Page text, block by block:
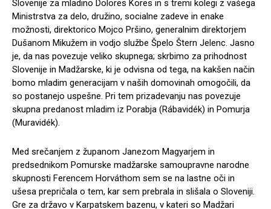
Slovenije za mladino Dolores Kores in s tremi kolegi z vašega
Ministrstva za delo, družino, socialne zadeve in enake
možnosti, direktorico Mojco Pršino, generalnim direktorjem
Dušanom Mikužem in vodjo službe Špelo Štern Jelenc. Jasno
je, da nas povezuje veliko skupnega; skrbimo za prihodnost
Slovenije in Madžarske, ki je odvisna od tega, na kakšen način
bomo mladim generacijam v naših domovinah omogočili, da
so postanejo uspešne. Pri tem prizadevanju nas povezuje
skupna predanost mladim iz Porabja (Rábavidék) in Pomurja
(Muravidék).
Med srečanjem z županom Janezom Magyarjem in
predsednikom Pomurske madžarske samoupravne narodne
skupnosti Ferencem Horváthom sem se na lastne oči in
ušesa prepričala o tem, kar sem prebrala in slišala o Sloveniji.
Gre za državo v Karpatskem bazenu, v kateri so Madžari